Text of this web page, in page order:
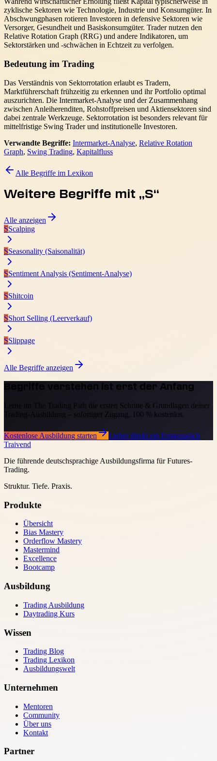
zyklische Sektoren wie Technologie, Industrie und Konsumgüter. In
Abschwungphasen rotieren Investoren in defensive Sektoren wie
Versorger, Gesundheit und Basiskonsumgüter. Trader nutzen den
Relative Rotation Graph (RRG) und andere Indikatoren, um
Sektorstärken und -schwächen in Echtzeit zu verfolgen.
Bedeutung im Trading
Das Verständnis von Sektorrotation erlaubt es Tradern,
Marktführerschaft frühzeitig zu erkennen und ihr Portfolio optimal
auszurichten. Die Intermarket-Analyse und der Zusammenhang
zwischen Anleiherenditen, Rohstoffpreisen und Aktiensektoren sind
dabei zentrale Werkzeuge. Sektorrotation ist besonders relevant für
mittelfristige Swing Trader und institutionelle Investoren.
Verwandte Begriffe: Intermarket-Analyse, Relative Rotation
Graph, Swing Trading, Kapitalfluss
Alle Begriffe im Lexikon
Weitere Begriffe mit „S“
Alle anzeigen
SScalping
SSeasonality (Saisonalität)
SSentiment Analysis (Sentiment-Analyse)
SShitcoin
SShort Selling (Leerverkauf)
SSlippage
Alle Begriffe anzeigen
Begriffe verstehen ist erst der Anfang
Lerne im The Trading Path die ersten Schritte & Grundlagen deiner
Trading-Ausbildung – sofortiger Zugang, 100 % kostenlos.
Kostenlose Ausbildung starten
Lieber direkt ein Erstgespräch
Traivend
Die führende deutschsprachige Ausbildungsfirma für Futures-
Trading.
Struktur. Tiefe. Praxis.
Produkte
Übersicht
Bias Mastery
Orderflow Mastery
Mastermind
Excellence
Bootcamp
Ausbildung
Trading Ausbildung
Daytrading Kurs
Wissen
Trading Blog
Trading Lexikon
Ausbildungswelt
Unternehmen
Mentoren
Community
Über uns
Kontakt
Partner